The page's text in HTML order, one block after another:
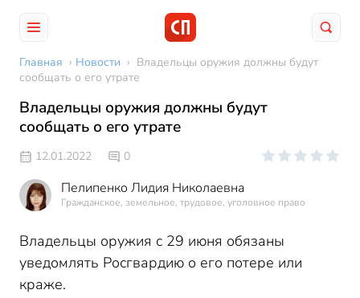
Главная › Новости › Владельцы оружия должны будут
сообщать о его утрате
Владельцы оружия должны будут
сообщать о его утрате
12.01.2022 0
Пелипенко Лидия Николаевна
Гражданское, земельное, трудовое, уголовное право
Владельцы оружия с 29 июня обязаны
уведомлять Росгвардию о его потере или
краже.